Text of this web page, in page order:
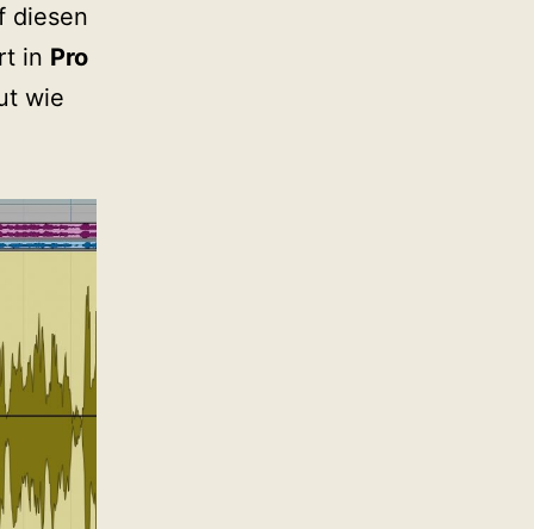
diesen
in Pro
wie